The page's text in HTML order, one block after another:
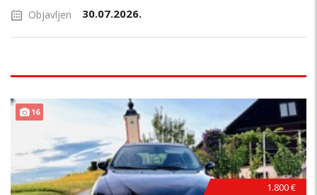
Objavljen 30.07.2026.
16
1.800 €